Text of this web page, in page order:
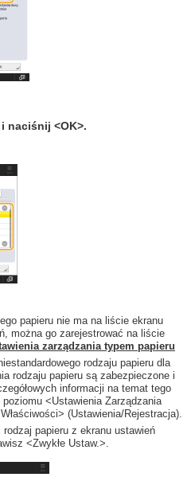
naciśnij <OK>.
papieru nie ma na liście ekranu
można go zarejestrować na liście
zarządzania typem papieru
rodzaju papieru dla
rodzaju papieru są zabezpieczone i
informacji na temat tego
<Ustawienia Zarządzania
(Ustawienia/Rejestracja).
papieru z ekranu ustawień
<Zwykłe Ustaw.>.